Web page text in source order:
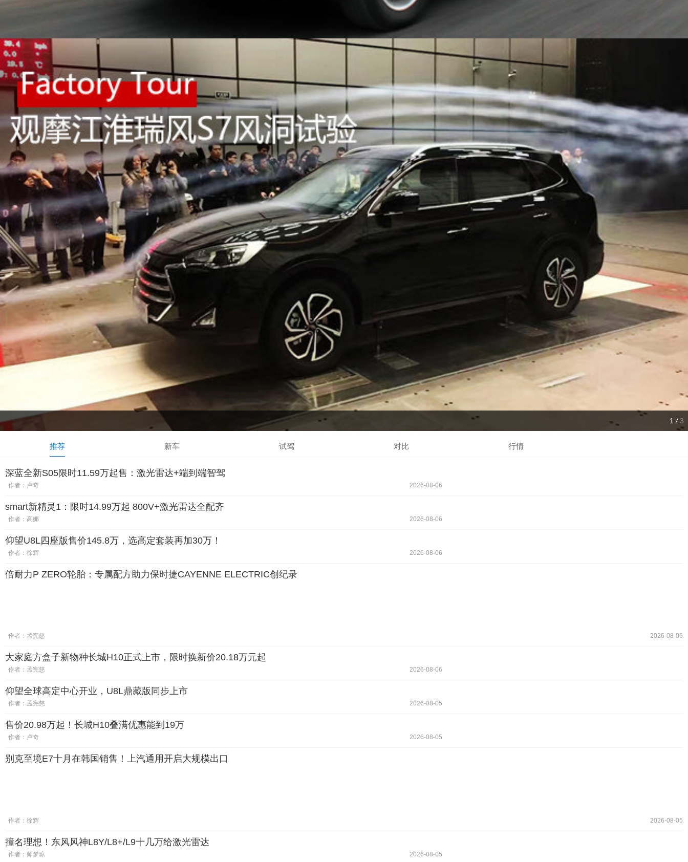
1 / 3
推荐 新车 试驾 对比 行情
深蓝全新S05限时11.59万起售：激光雷达+端到端智驾
作者：卢奇 2026-08-06
smart新精灵1：限时14.99万起 800V+激光雷达全配齐
作者：高娜 2026-08-06
仰望U8L四座版售价145.8万，选高定套装再加30万！
作者：徐辉 2026-08-06
倍耐力P ZERO轮胎：专属配方助力保时捷CAYENNE ELECTRIC创纪录
作者：孟宪慈 2026-08-06
大家庭方盒子新物种长城H10正式上市，限时换新价20.18万元起
作者：孟宪慈 2026-08-06
仰望全球高定中心开业，U8L鼎藏版同步上市
作者：孟宪慈 2026-08-05
售价20.98万起！长城H10叠满优惠能到19万
作者：卢奇 2026-08-05
别克至境E7十月在韩国销售！上汽通用开启大规模出口
作者：徐辉 2026-08-05
撞名理想！东风风神L8Y/L8+/L9十几万给激光雷达
作者：师梦琼 2026-08-05